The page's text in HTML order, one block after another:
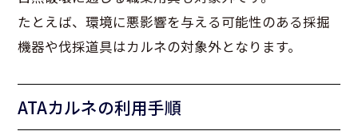
たとえば、環境に悪影響を与える可能性のある採掘
機器や伐採道具はカルネの対象外となります。
ATAカルネの利用手順